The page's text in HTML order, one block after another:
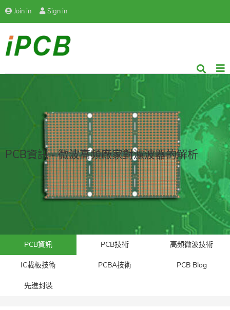
Join in Sign in
PCB資訊 - 微波高頻廠家對濾波器的解析
PCB資訊 PCB技術 高頻微波技術
IC載板技術 PCBA技術 PCB Blog
先進封裝​